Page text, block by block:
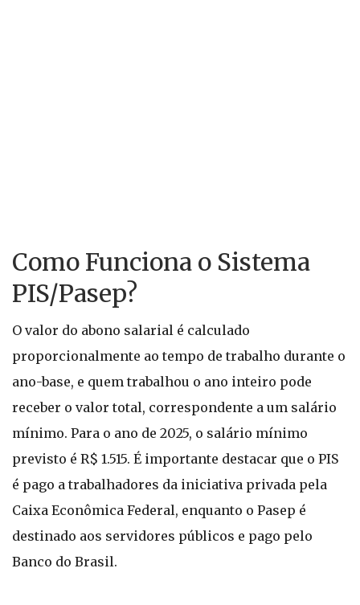
Como Funciona o Sistema
PIS/Pasep?
O valor do abono salarial é calculado
proporcionalmente ao tempo de trabalho durante o
ano-base, e quem trabalhou o ano inteiro pode
receber o valor total, correspondente a um salário
mínimo. Para o ano de 2025, o salário mínimo
previsto é R$ 1.515. É importante destacar que o PIS
é pago a trabalhadores da iniciativa privada pela
Caixa Econômica Federal, enquanto o Pasep é
destinado aos servidores públicos e pago pelo
Banco do Brasil.